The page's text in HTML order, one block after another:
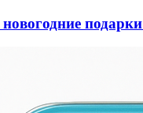
новогодние подарки